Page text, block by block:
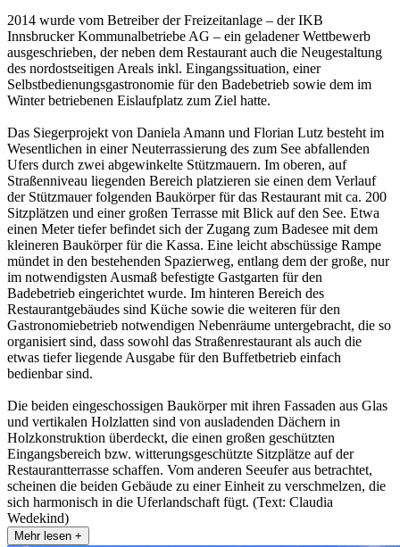
2014 wurde vom Betreiber der Freizeitanlage – der IKB
Innsbrucker Kommunalbetriebe AG – ein geladener Wettbewerb
ausgeschrieben, der neben dem Restaurant auch die Neugestaltung
des nordostseitigen Areals inkl. Eingangssituation, einer
Selbstbedienungsgastronomie für den Badebetrieb sowie dem im
Winter betriebenen Eislaufplatz zum Ziel hatte.
Das Siegerprojekt von Daniela Amann und Florian Lutz besteht im
Wesentlichen in einer Neuterrassierung des zum See abfallenden
Ufers durch zwei abgewinkelte Stützmauern. Im oberen, auf
Straßenniveau liegenden Bereich platzieren sie einen dem Verlauf
der Stützmauer folgenden Baukörper für das Restaurant mit ca. 200
Sitzplätzen und einer großen Terrasse mit Blick auf den See. Etwa
einen Meter tiefer befindet sich der Zugang zum Badesee mit dem
kleineren Baukörper für die Kassa. Eine leicht abschüssige Rampe
mündet in den bestehenden Spazierweg, entlang dem der große, nur
im notwendigsten Ausmaß befestigte Gastgarten für den
Badebetrieb eingerichtet wurde. Im hinteren Bereich des
Restaurantgebäudes sind Küche sowie die weiteren für den
Gastronomiebetrieb notwendigen Nebenräume untergebracht, die so
organisiert sind, dass sowohl das Straßenrestaurant als auch die
etwas tiefer liegende Ausgabe für den Buffetbetrieb einfach
bedienbar sind.
Die beiden eingeschossigen Baukörper mit ihren Fassaden aus Glas
und vertikalen Holzlatten sind von ausladenden Dächern in
Holzkonstruktion überdeckt, die einen großen geschützten
Eingangsbereich bzw. witterungsgeschützte Sitzplätze auf der
Restaurantterrasse schaffen. Vom anderen Seeufer aus betrachtet,
scheinen die beiden Gebäude zu einer Einheit zu verschmelzen, die
sich harmonisch in die Uferlandschaft fügt. (Text: Claudia
Wedekind)
Mehr lesen +